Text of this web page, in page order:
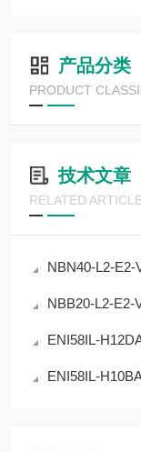
产品分类
PRODUCT
技术文章
RELATED
NBN40-L2-
NBB20-L2-E2-
ENI58IL-
ENI58IL-